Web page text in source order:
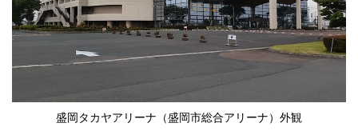
盛岡タカヤアリーナ（盛岡市総合アリーナ）外観